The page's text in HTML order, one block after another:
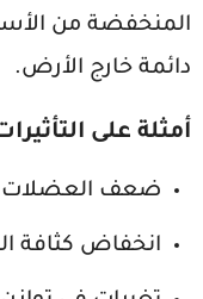
المنخفضة من
دائمة خارج الأرض.
أمثلة على
ضعف العضلات
انخفاض كثافة